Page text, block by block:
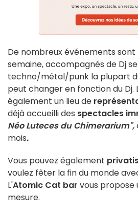
De nombreux événements
semaine, accompagnés de Dj
techno/métal/punk la plupart
peut changer en fonction du Dj.
également un lieu de
déjà accueilli des spectacles
Néo Luteces du Chimerarium",
mois.
Vous pouvez également
voulez fêter la fin du monde
L'Atomic Cat bar vous propose
mesure.